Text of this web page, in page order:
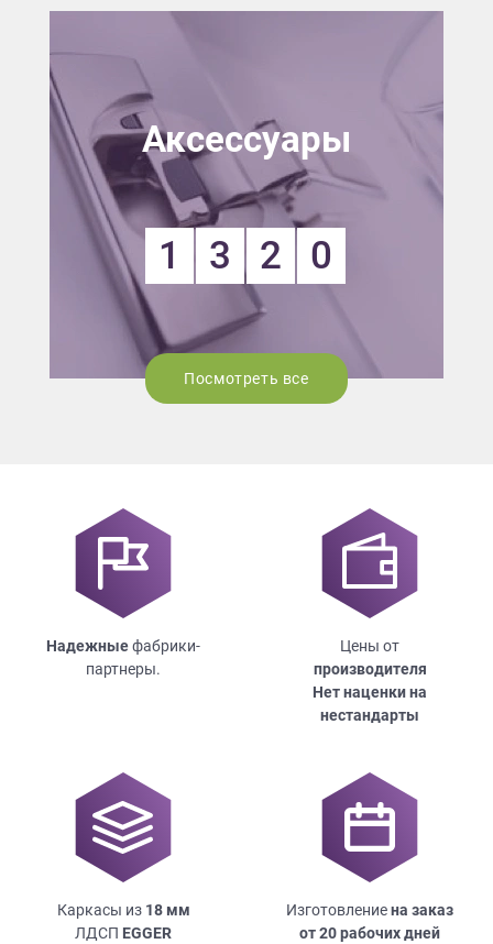
Аксессуары
1 3 2 0
Посмотреть все
Надежныефабрики-
партнеры.
Цены от
производителя
Нет наценки на
нестандарты
Каркасы из 18мм
ЛДСП EGGER
Изготовлениена заказ
от 20 рабочих дней